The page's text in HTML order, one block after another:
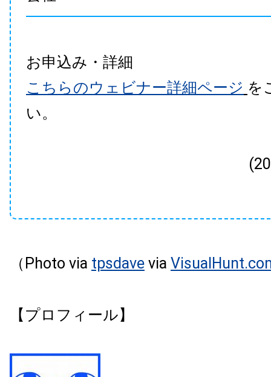
お申込み・詳細
こちらのウェビナー詳細ページ を
い。
（Photo via tpsdave via
【プロフィール】